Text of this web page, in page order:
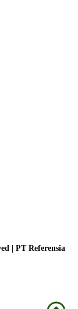
| PT Referensia